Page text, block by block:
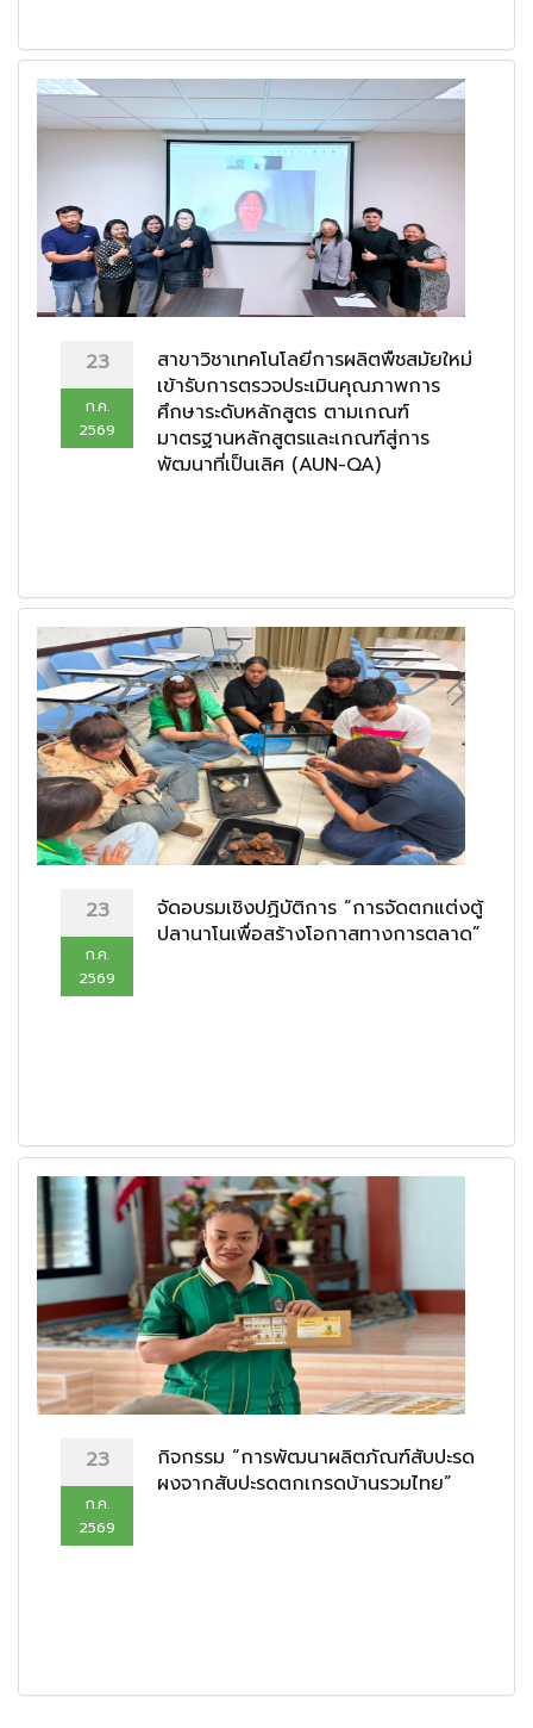
23
ก.ค.
2569
สาขาวิชาเทคโนโลยีการผลิตพืชสมัยใหม่
เข้ารับการตรวจประเมินคุณภาพการ
ศึกษาระดับหลักสูตร ตามเกณฑ์
มาตรฐานหลักสูตรและเกณฑ์สู่การ
พัฒนาที่เป็นเลิศ (AUN-QA)
23
ก.ค.
2569
จัดอบรมเชิงปฏิบัติการ “การจัดตกแต่งตู้
ปลานาโนเพื่อสร้างโอกาสทางการตลาด”
23
ก.ค.
2569
กิจกรรม “การพัฒนาผลิตภัณฑ์สับปะรด
ผงจากสับปะรดตกเกรดบ้านรวมไทย”